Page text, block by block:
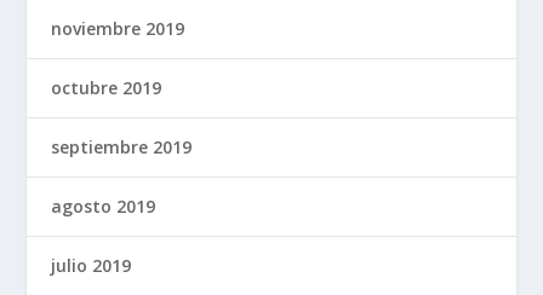
noviembre 2019
octubre 2019
septiembre 2019
agosto 2019
julio 2019